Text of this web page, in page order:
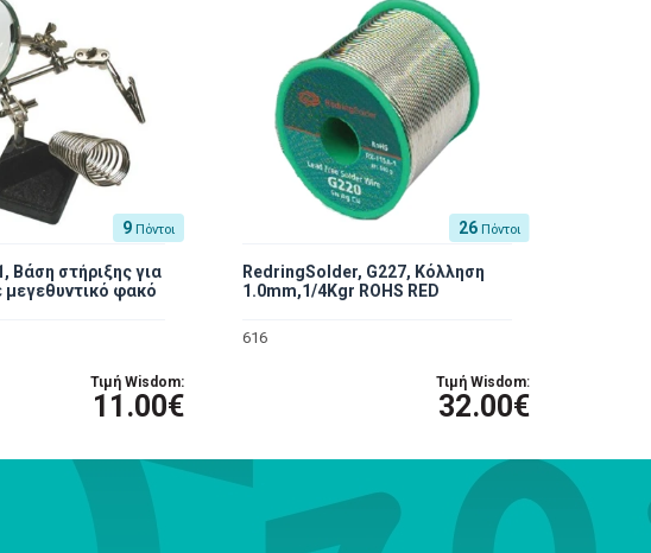
9 Πόντοι
Βάση στήριξης για
μεγεθυντικό φακό
Τιμή Wisdom:
11.00€
26 Πόντοι
RedringSolder, G227, Κόλληση
1.0mm,1/4Kgr ROHS RED
616
Τιμή Wisdom:
32.00€